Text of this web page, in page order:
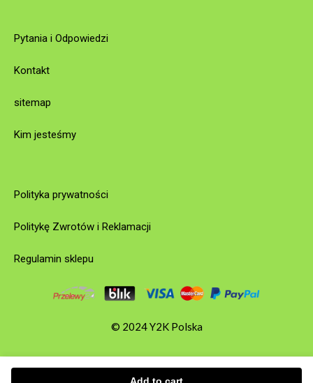
Pytania i Odpowiedzi
Kontakt
sitemap
Kim jesteśmy
Polityka prywatności
Politykę Zwrotów i Reklamacji
Regulamin sklepu
© 2024 Y2K Polska